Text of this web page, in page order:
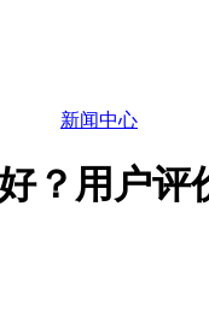
新闻中心
？用户评